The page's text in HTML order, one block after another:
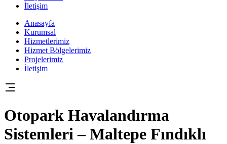
İletişim
Anasayfa
Kurumsal
Hizmetlerimiz
Hizmet Bölgelerimiz
Projelerimiz
İletişim
Otopark Havalandırma
Sistemleri – Maltepe Fındıklı